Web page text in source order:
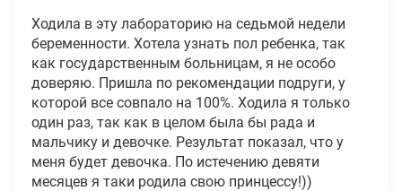
Ходила в эту лабораторию на седьмой недели
беременности. Хотела узнать пол ребенка, так
как государственным больницам, я не особо
доверяю. Пришла по рекомендации подруги, у
которой все совпало на 100%. Ходила я только
один раз, так как в целом была бы рада и
мальчику и девочке. Результат показал, что у
меня будет девочка. По истечению девяти
месяцев я таки родила свою принцессу!))